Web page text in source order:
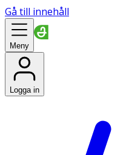
Gå till innehåll
Meny
Logga in